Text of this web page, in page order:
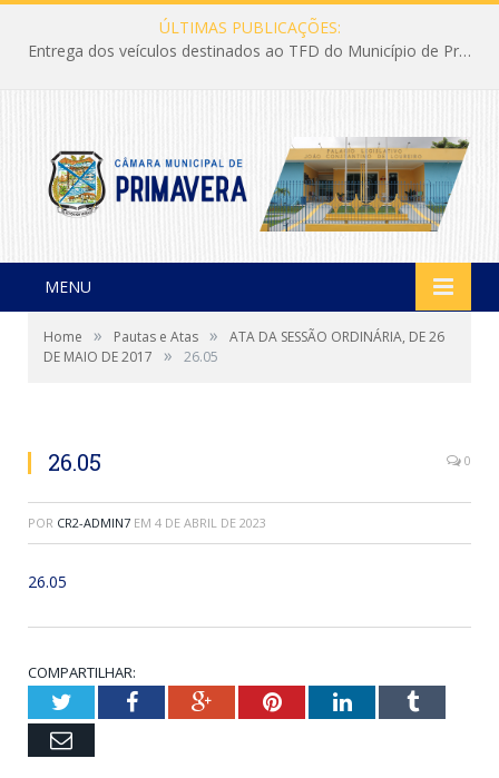
ÚLTIMAS PUBLICAÇÕES:
Entrega dos veículos destinados ao TFD do Município de Primavera
MENU
Home » Pautas e Atas »
ATA DA SESSÃO ORDINÁRIA, DE 26
DE MAIO DE 2017
» 26.05
26.05 0
POR CR2-ADMIN7 EM 4 DE ABRIL DE 2023
26.05
COMPARTILHAR:
TwitterFacebookGoogle+PinterestLinkedInTumblr
Email